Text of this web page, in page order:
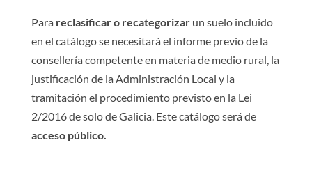
Para reclasificar o recategorizarun suelo incluido
en el catálogo se necesitará el informe previo de la
consellería competente en materia de medio rural, la
justificación de la Administración Local y la
tramitación el procedimiento previsto en la Lei
2/2016 de solo de Galicia. Este catálogo será de
acceso público.